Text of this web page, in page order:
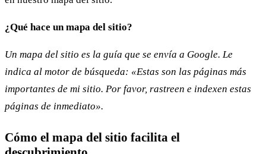
¿Qué hace un mapa del sitio?
Un mapa del sitio es la guía que se envía a Google. Le
indica al motor de búsqueda: «Estas son las páginas más
importantes de mi sitio. Por favor, rastreen e indexen estas
páginas de inmediato».
Cómo el mapa del sitio facilita el